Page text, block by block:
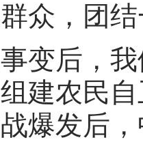
众，团
后，我
建农民
爆发后